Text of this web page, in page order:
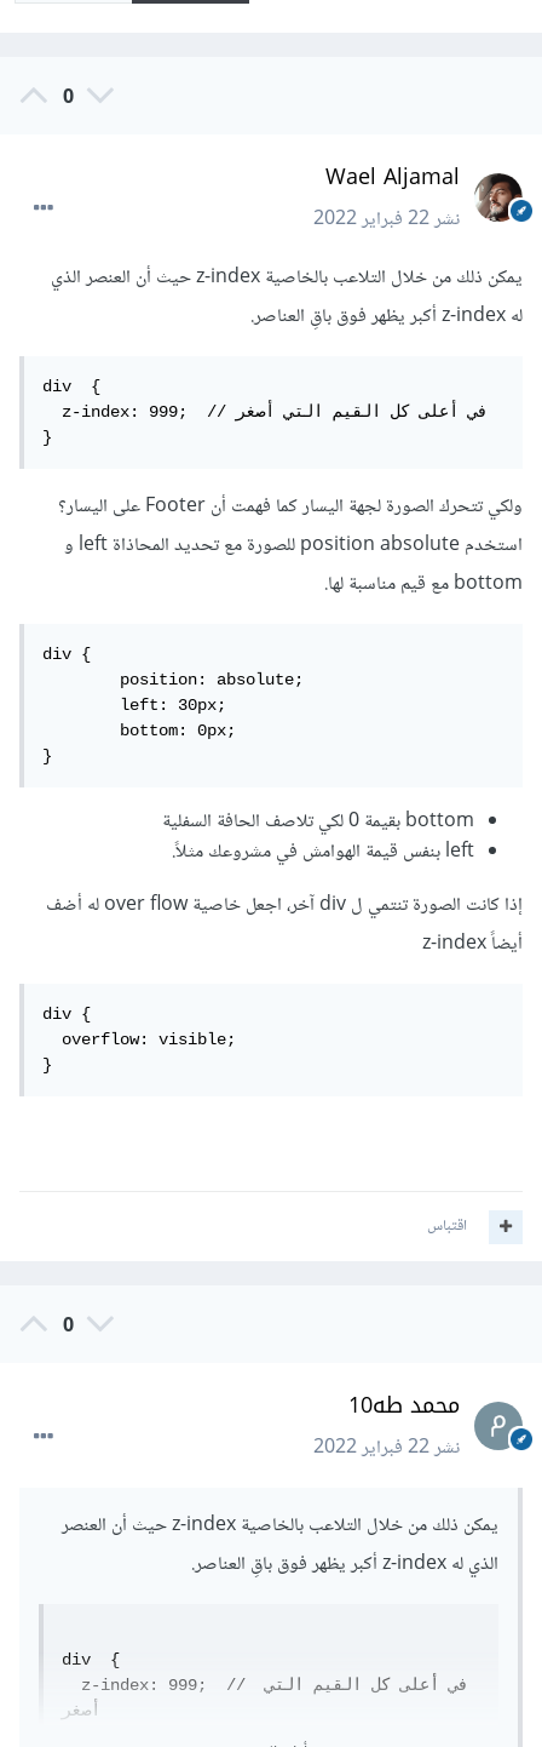
0
Wael Aljamal
نشر22 فبراير 2022
يمكن ذلك من خلال التلاعب بالخاصية z-index حيث أن العنصر الذي
له z-index أكبر يظهر فوق باقِ العناصر.
div  {
  z-index: 999;  // في أعلى كل القيم التي أصغر
}
ولكي تتحرك الصورة لجهة اليسار كما فهمت أن Footer على اليسار؟
استخدم position absolute للصورة مع تحديد المحاذاة left و
bottom مع قيم مناسبة لها.
div {
	position: absolute;
	left: 30px;
	bottom: 0px;
}
bottom بقيمة 0 لكي تلاصف الحافة السفلية
left بنفس قيمة الهوامش في مشروعك مثلاً.
إذا كانت الصورة تنتمي ل div آخر، اجعل خاصية over flow له أضف
أيضاً z-index
div {
  overflow: visible;
}
اقتباس
0
محمد طه10
نشر22 فبراير 2022
يمكن ذلك من خلال التلاعب بالخاصية z-index حيث أن العنصر
الذي له z-index أكبر يظهر فوق باقِ العناصر.
div  {
  z-index: 999;  // في أعلى كل القيم التي
أصغر